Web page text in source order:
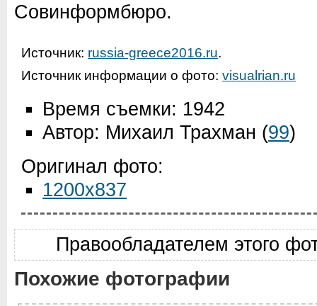
Совинформбюро.
Источник: russia-greece2016.ru.
Источник информации о фото: visualrian.ru
Время съемки: 1942
Автор: Михаил Трахман (99)
Оригинал фото:
1200x837
Правообладателем этого
Похожие фотографии